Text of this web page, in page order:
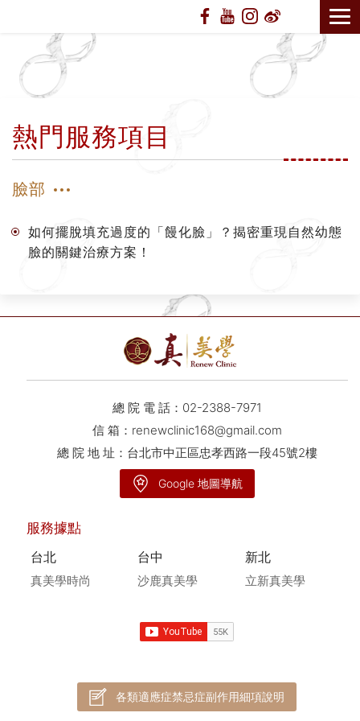
熱門服務項目
臉部
如何擺脫填充過度的「饅化臉」？揭密重現自然幼態
臉的關鍵治療方案！
總 院 電 話： 02-2388-7971
信 箱： renewclinic168@gmail.com
總 院 地 址：台北市中正區忠孝西路一段45號2樓
Google 地圖導航
服務據點
台北
真美學時尚
台中
沙鹿真美學
新北
立新真美學
各類適應症禁忌症副作用細項說明